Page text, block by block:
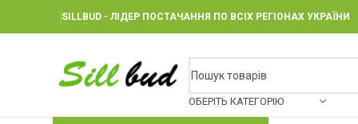
SILLBUD - ЛІДЕР ПОСТАЧАННЯ ПО ВСІХ РЕГІОНАХ УКРАЇНИ
ОБЕРІТЬ КАТЕГОРІЮ